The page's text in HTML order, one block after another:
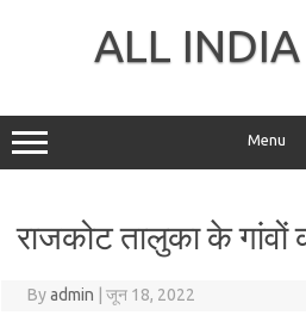
ALL INDIA
Menu
राजकोट तालुका के गांवों
Byadmin जून 18, 2022